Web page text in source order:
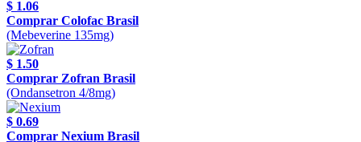
$ 1.06
Comprar Colofac Brasil
(Mebeverine 135mg)
$ 1.50
Comprar Zofran Brasil
(Ondansetron 4/8mg)
$ 0.69
Comprar Nexium Brasil